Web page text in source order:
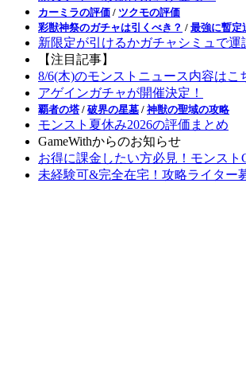
カーミラの評価 / ツクモの評価
彩獣神祭のガチャは引くべき？ / 最強に暫定
新限定が引けるかガチャシミュで運
【注目記事】
8/6(木)のモンストニュース内容はこ
アゲインガチャが開催決定！
覇者の塔 / 破界の星墓 / 神獣の聖域の攻略
モンスト夏休み2026の評価まとめ
GameWithからのお知らせ
お得に課金したい方必見！モンスト
未経験可&完全在宅！攻略ライター